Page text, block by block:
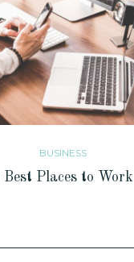
BUSINESS
Best Places to Work